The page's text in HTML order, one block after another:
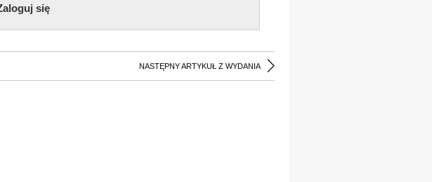
się
NASTĘPNY ARTYKUŁ Z WYDANIA